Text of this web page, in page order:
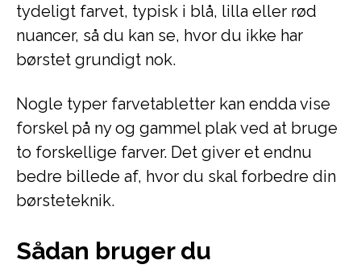
tydeligt farvet, typisk i blå, lilla eller rød
nuancer, så du kan se, hvor du ikke har
børstet grundigt nok.
Nogle typer farvetabletter kan endda vise
forskel på ny og gammel plak ved at bruge
to forskellige farver. Det giver et endnu
bedre billede af, hvor du skal forbedre din
børsteteknik.
Sådan bruger du